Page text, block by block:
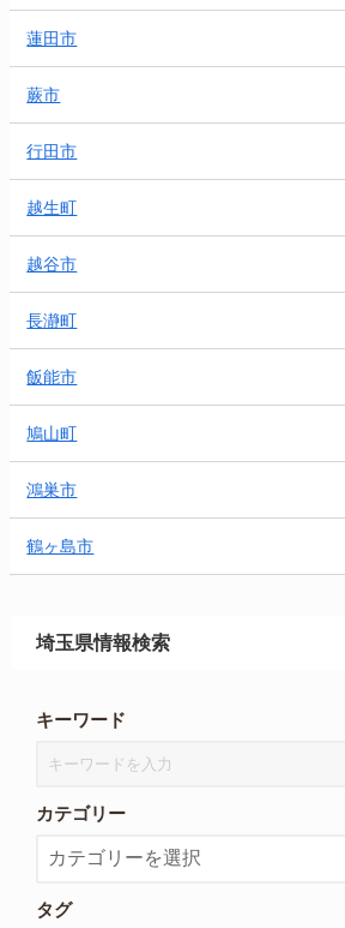
蓮田市
蕨市
行田市
越生町
越谷市
長瀞町
飯能市
鳩山町
鴻巣市
鶴ヶ島市
埼玉県情報検索
キーワード
カテゴリー
タグ